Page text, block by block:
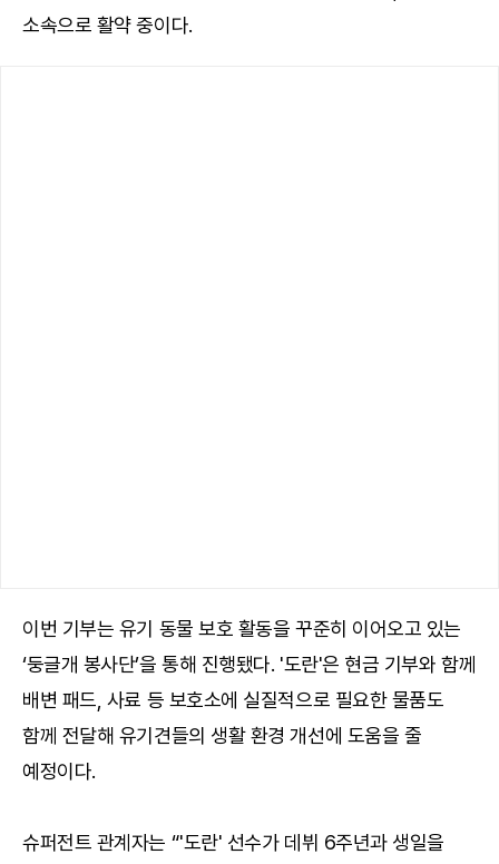
소속으로 활약 중이다.
이번 기부는 유기 동물 보호 활동을 꾸준히 이어오고 있는
‘둥글개 봉사단’을 통해 진행됐다. '도란'은 현금 기부와 함께
배변 패드, 사료 등 보호소에 실질적으로 필요한 물품도
함께 전달해 유기견들의 생활 환경 개선에 도움을 줄
예정이다.
슈퍼전트 관계자는 “'도란' 선수가 데뷔 6주년과 생일을